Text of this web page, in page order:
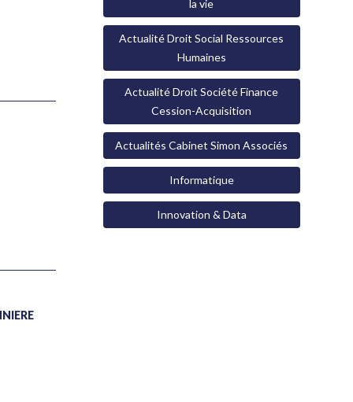
la vie
Actualité Droit Social Ressources
Humaines
Actualité Droit Société Finance
Cession-Acquisition
Actualités Cabinet Simon Associés
Informatique
Innovation & Data